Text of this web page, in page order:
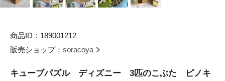
商品ID：189001212
販売ショップ： soracoya
キューブパズル ディズニー 3匹のこぶた ピノキ